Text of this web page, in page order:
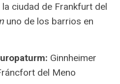
ciudad de Frankfurt del
uno de los barrios en
Ginnheimer
del Meno